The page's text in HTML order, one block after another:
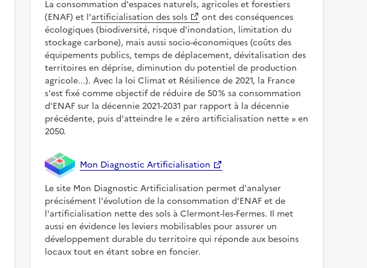
La consommation d'espaces naturels, agricoles et forestiers
(ENAF) et l’artificialisation des sols
ont des conséquences
écologiques (biodiversité, risque d'inondation, limitation du
stockage carbone), mais aussi socio-économiques (coûts des
équipements publics, temps de déplacement, dévitalisation des
territoires en déprise, diminution du potentiel de production
agricole...). Avec la loi Climat et Résilience de 2021, la France
s'est fixé comme objectif de réduire de 50 % sa consommation
d'ENAF sur la décennie 2021-2031 par rapport à la décennie
précédente, puis d'atteindre le zéro artificialisation nette en
2050.
Mon Diagnostic Artificialisation
Le site Mon Diagnostic Artificialisation permet d'analyser
précisément l'évolution de la consommation d'ENAF et de
l'artificialisation nette des sols à Clermont-les-Fermes. Il met
aussi en évidence les leviers mobilisables pour assurer un
développement durable du territoire qui réponde aux besoins
locaux tout en étant sobre en foncier.